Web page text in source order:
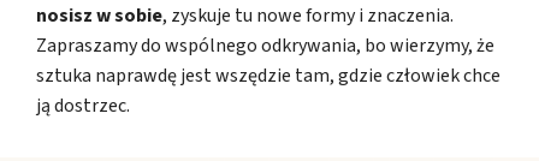
nosisz w sobie, zyskuje tu nowe formy i znaczenia.
Zapraszamy do wspólnego odkrywania, bo wierzymy, że
sztuka naprawdę jest wszędzie tam, gdzie człowiek chce
ją dostrzec.